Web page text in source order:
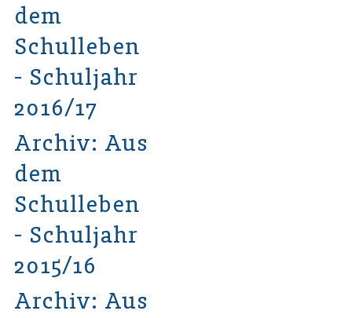
dem
Schulleben
- Schuljahr
2016/17
Archiv: Aus
dem
Schulleben
- Schuljahr
2015/16
Archiv: Aus